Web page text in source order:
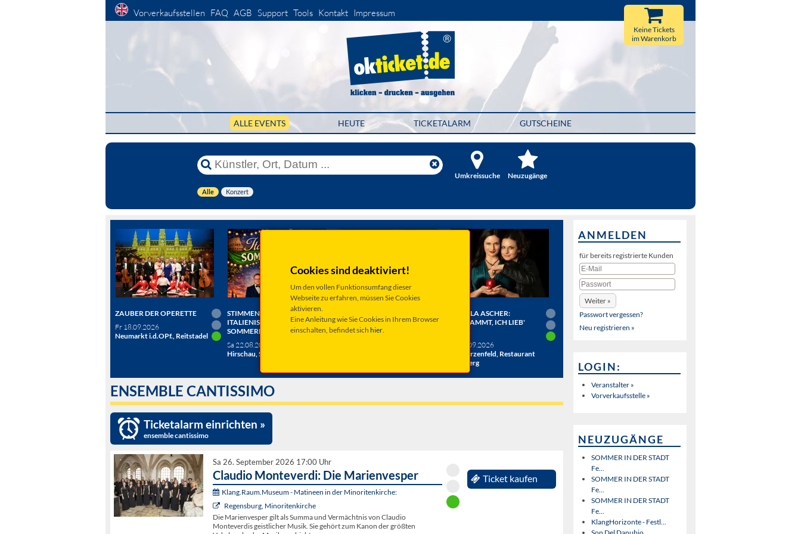
Vorverkaufsstellen FAQ AGB Support Tools Kontakt Impressum
ALLE EVENTS HEUTE TICKETALARM GUTSCHEINE
Keine Tickets
im Warenkorb
Umkreissuche Neuzugänge
Alle Konzert
Cookies sind deaktiviert!
Um den vollen Funktionsumfang dieser
Webseite zu erfahren, müssen Sie Cookies
aktivieren.
Eine Anleitung wie Sie Cookies in Ihrem Browser
einschalten, befindet sich hier.
ZAUBER DER OPERETTE
Fr 18.09.2026
Neumarkt i.d.OPf., Reitstadel
STIMMEN DER BERGE:
ITALIENISCHE
SOMMERNACHT
Sa 22.08.2026
Hirschau, Schlosshof
DAS JUBILÄUMSKONZERT
verschiedene Termine
ANGELA ASCHER:
VERDAMMT, ICH LIEB'
Sa 19.09.2026
Schwarzenfeld, Restaurant
Miesberg
ENSEMBLE CANTISSIMO
Ticketalarm einrichten »
ensemble cantissimo
Sa 26. September 2026 17:00 Uhr
Claudio Monteverdi: Die Marienvesper
Klang.Raum.Museum - Matineen in der Minoritenkirche:
Regensburg, Minoritenkirche
Die Marienvesper gilt als Summa und Vermächtnis von Claudio
Monteverdis geistlicher Musik. Sie gehört zum Kanon der größten
Ticket kaufen
ANMELDEN
für bereits registrierte Kunden
Passwort vergessen?
Neu registrieren »
LOGIN:
Veranstalter »
Vorverkaufsstelle »
NEUZUGÄNGE
SOMMER IN DER STADT
Fe...
SOMMER IN DER STADT
Fe...
SOMMER IN DER STADT
Fe...
KlangHorizonte - Festl...